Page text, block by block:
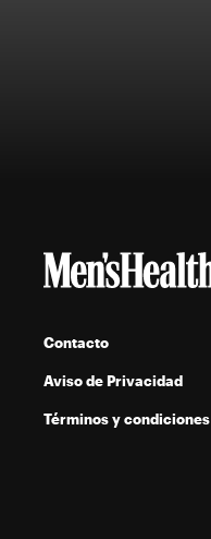
Contacto
Aviso de Privacidad
Términos y condiciones